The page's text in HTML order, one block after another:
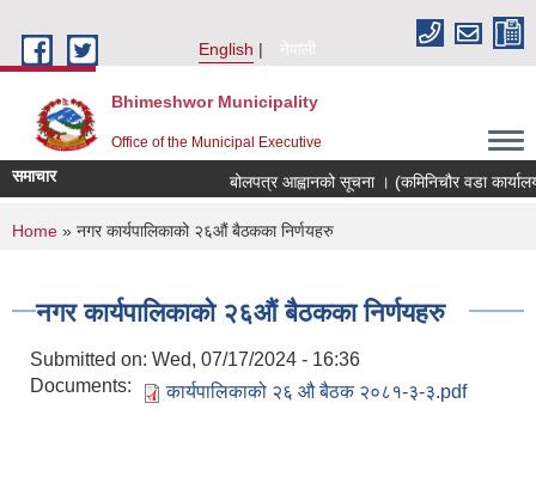
English
नेपाली
Bhimeshwor Municipality
Office of the Municipal Executive
समाचार बोलपत्र आह्वानको सूचना । (कमिनिचौर वडा
You are here
Home » नगर कार्यपालिकाको २६औं बैठकका निर्णयहरु
नगर कार्यपालिकाको २६औं बैठकका निर्णयहरु
Submitted on: Wed, 07/17/2024 - 16:36
Documents:
कार्यपालिकाको २६ औ बैठक २०८१-३-३.pdf